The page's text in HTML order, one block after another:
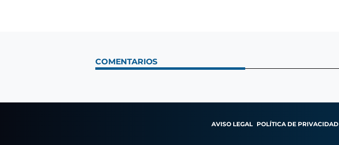
COMENTARIOS
AVISO LEGAL POLÍTICA DE PRIVACIDAD